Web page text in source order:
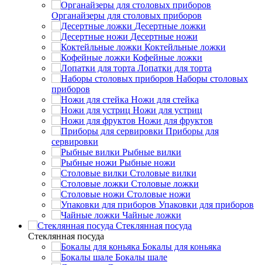
Органайзеры для столовых приборов
Десертные ложки
Десертные ножи
Коктейльные ложки
Кофейные ложки
Лопатки для торта
Наборы столовых
приборов
Ножи для стейка
Ножи для устриц
Ножи для фруктов
Приборы для
сервировки
Рыбные вилки
Рыбные ножи
Столовые вилки
Столовые ложки
Столовые ножи
Упаковки для приборов
Чайные ложки
Стеклянная посуда
Стеклянная посуда
Бокалы для коньяка
Бокалы шале